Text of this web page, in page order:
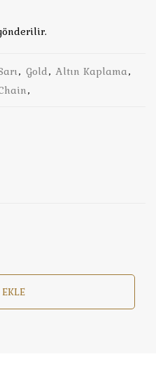
, Gold, Altın Kaplama,
,